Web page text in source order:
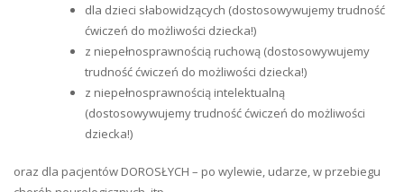
dla dzieci słabowidzących (dostosowywujemy trudność
ćwiczeń do możliwości dziecka!)
z niepełnosprawnością ruchową (dostosowywujemy
trudność ćwiczeń do możliwości dziecka!)
z niepełnosprawnością intelektualną
(dostosowywujemy trudność ćwiczeń do możliwości
dziecka!)
oraz dla pacjentów DOROSŁYCH – po wylewie, udarze, w przebiegu